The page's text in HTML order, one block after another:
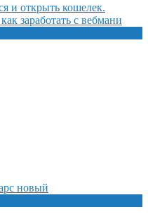
и открыть кошелек.
заработать с вебмани
новый